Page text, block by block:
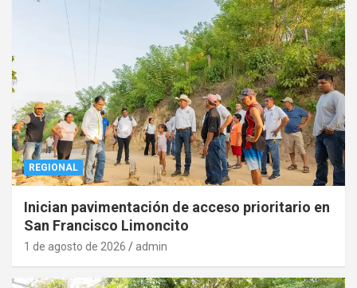
REGIONAL
Inician pavimentación de acceso prioritario en
San Francisco Limoncito
1 de agosto de 2026 admin